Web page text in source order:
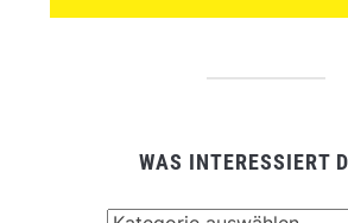
WAS INTERESSIERT